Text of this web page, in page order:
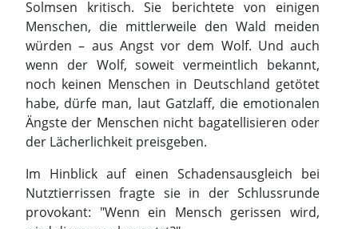
Solmsen kritisch. Sie berichtete von einigen
Menschen, die mittlerweile den Wald meiden
würden – aus Angst vor dem Wolf. Und auch
wenn der Wolf, soweit vermeintlich bekannt,
noch keinen Menschen in Deutschland getötet
habe, dürfe man, laut Gatzlaff, die emotionalen
Ängste der Menschen nicht bagatellisieren oder
der Lächerlichkeit preisgeben.
Im Hinblick auf einen Schadensausgleich bei
Nutztierrissen fragte sie in der Schlussrunde
provokant: "Wenn ein Mensch gerissen wird,